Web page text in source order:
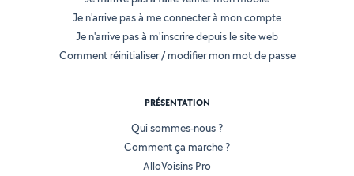
Je n'arrive pas à me connecter à mon compte
Je n'arrive pas à m'inscrire depuis le site web
Comment réinitialiser / modifier mon mot de passe
PRÉSENTATION
Qui sommes-nous ?
Comment ça marche ?
AlloVoisins Pro